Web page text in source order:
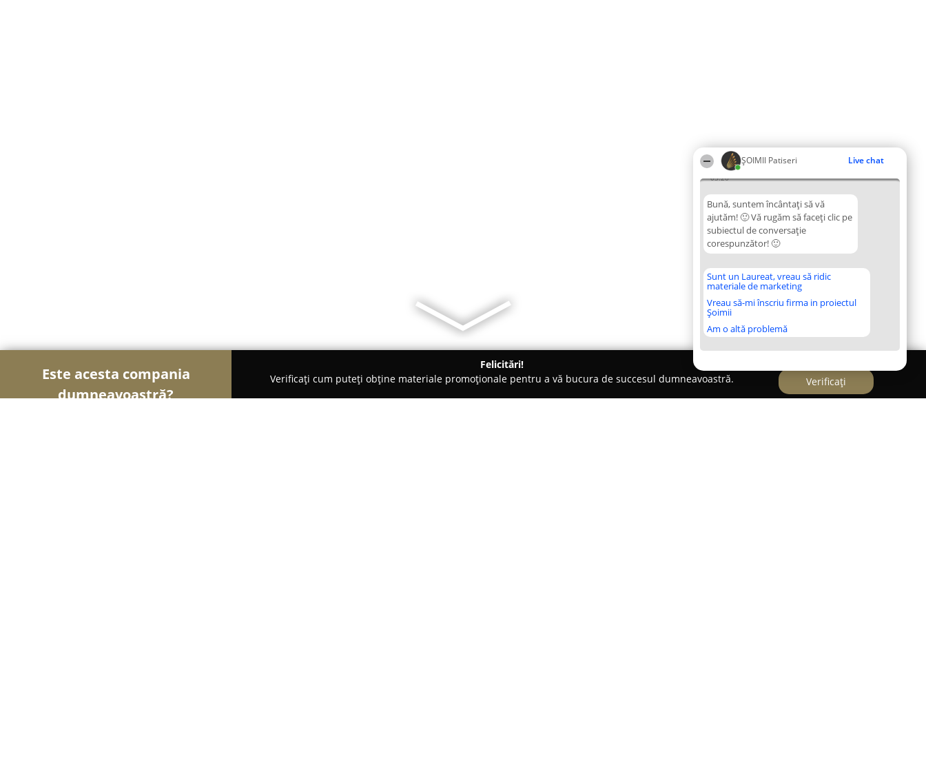
ȘOIMII Patiseri Live chat
03:20
Bună, suntem încântați să vă
ajutăm! 🙂 Vă rugăm să faceți clic pe
subiectul de conversație
corespunzător! 🙂
Sunt un Laureat, vreau să ridic
materiale de marketing
Vreau să-mi înscriu firma in proiectul
Șoimii
Am o altă problemă
Este acesta compania
dumneavoastră?
Felicitări!
Verificați cum puteți obține materiale promoționale pentru a vă bucura de succesul dumneavoastră.
Verificați